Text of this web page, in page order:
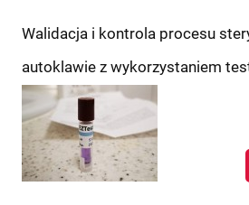
Walidacja i kontrola procesu
autoklawie z wykorzystaniem